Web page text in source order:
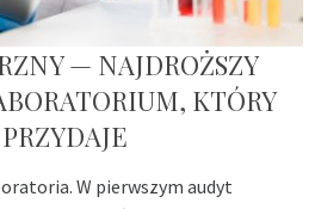
— NAJDROŻSZY
KTÓRY
W pierwszym audyt